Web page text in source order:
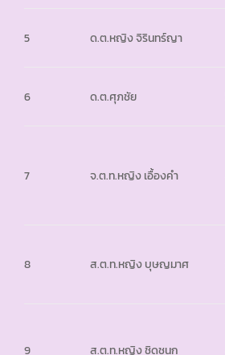
5 ด.ต.หญิง จิรินทร์ญา
6 ด.ต.ศุภชัย
7 จ.ต.ท.หญิง เอื้องคำ
8 ส.ต.ท.หญิง บุษญมาศ
9 ส.ต.ท.หญิง ชิดชนก